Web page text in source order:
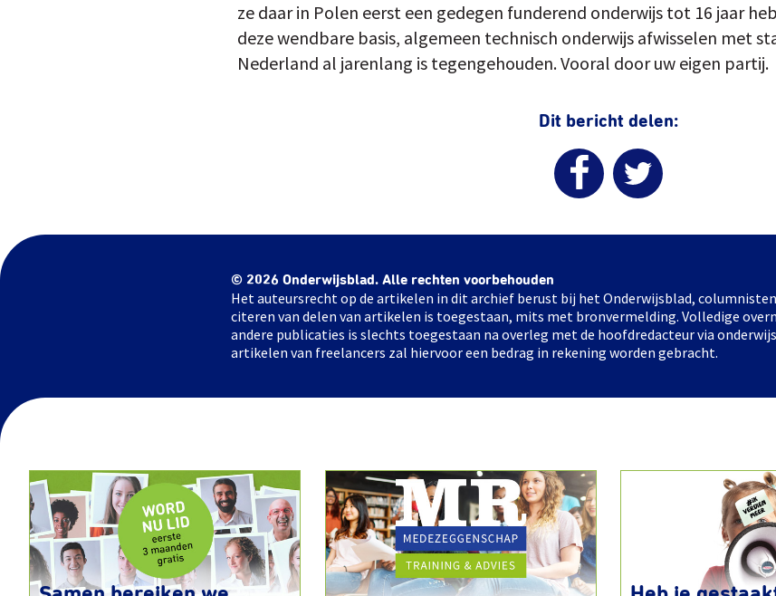
ze daar in Polen eerst een gedegen funderend onderwijs tot 16 jaar
deze wendbare basis, algemeen technisch onderwijs afwisselen met
Nederland al jarenlang is tegengehouden. Vooral door uw eigen partij.
Dit bericht delen:
© 2026 Onderwijsblad. Alle rechten voorbehouden
Het auteursrecht op de artikelen in dit archief berust bij het Onderwijsblad,
citeren van delen van artikelen is toegestaan, mits met bronvermelding. Volledige
andere publicaties is slechts toegestaan na overleg met de hoofdredacteur via
artikelen van freelancers zal hiervoor een bedrag in rekening worden gebracht.